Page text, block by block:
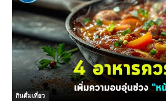
กินดื่มเที่ยว